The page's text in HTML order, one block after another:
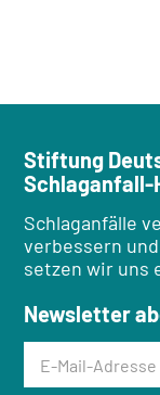
Stiftung
Schlaganfall-
Schlaganfälle
verbessern
setzen wir uns
Newsletter
E-Mail-Adresse